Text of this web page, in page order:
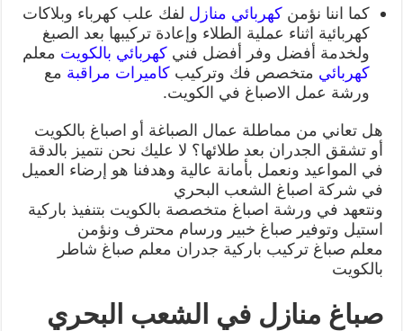
كما اننا نؤمنكهربائي منازل لفك علب كهرباء وبلاكات
كهربائية اثناء عملية الطلاء وإعادة تركيبها بعد الصبغ
ولخدمة أفضل وفر أفضل فنيكهربائي بالكويت معلم
كهربائي متخصص فك وتركيبكاميرات مراقبة مع
ورشة عمل الاصباغ في الكويت.
هل تعاني من مماطلة عمال الصباغة أو اصباغ بالكويت
أو تشقق الجدران بعد طلائها؟ لا عليك نحن نتميز بالدقة
في المواعيد ونعمل بأمانة عالية وهدفنا هو إرضاء العميل
في شركة اصباغ الشعب البحري
ونتعهد في ورشة اصباغ متخصصة بالكويت بتنفيذ باركية
استيل وتوفير صباغ خبير ورسام محترف ونؤمن
معلم صباغ تركيب باركية جدران معلم صباغ شاطر
بالكويت
صباغ منازل في الشعب البحري